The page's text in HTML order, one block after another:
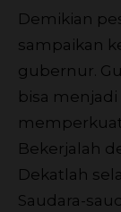
Demikian
sampaikan
gubernur.
bisa
Bekerjalah
Dekatlah
Saudara-